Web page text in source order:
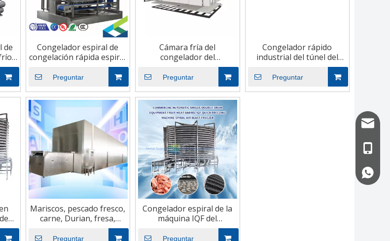
de
alta
Congelador espiral de
congelación rápida espiral
de pequeña capacidad de
200kg IQF Machine
Preguntar
Cámara fría del
congelador del
almacenamiento del
nuevo contenedor de 20
pies GWZL-CR5Y001
Preguntar
Congelador rápido
industrial del túnel del
congelador de los
mariscos vegetales de la
Preguntar
Mariscos, pescado fresco,
carne, Durian, fresa,
camarones, túnel,
congelador rápido
Preguntar
Congelador espiral de la
máquina IQF del
congelador rápido del solo
500kg/H
Preguntar
+86-